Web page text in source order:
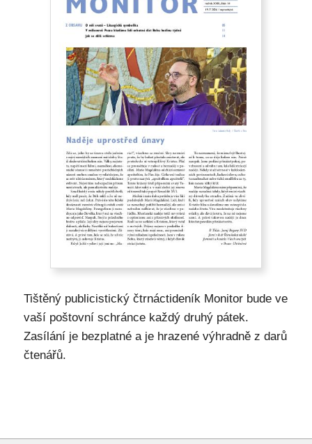
Tištěný publicistický čtrnáctideník Monitor bude ve
vaší poštovní schránce každý druhý pátek.
Zasílání je bezplatné a je hrazené výhradně z darů
čtenářů.